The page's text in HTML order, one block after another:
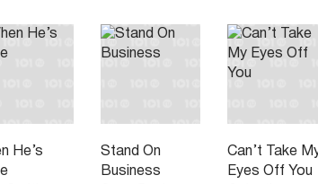
He’s
Stand On
Business
Can’t Take
Eyes Off You